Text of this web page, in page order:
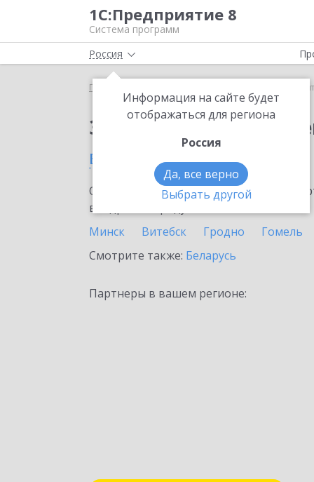
1С:Предприятие 8
Система программ
Россия
Информация на сайте будет
отображаться для региона
Россия
Да, все верно
Выбрать другой
Главная
Заказать
в Слониме
Ознакомьтесь с информационными
внедрение продукта.
Минск
Витебск Гродно Гомель
Смотрите также: Беларусь
Партнеры в вашем регионе: